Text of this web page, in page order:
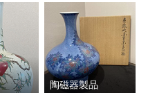
陶磁器製品